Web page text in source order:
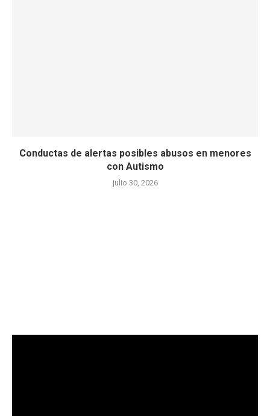
Conductas de alertas posibles abusos en menores
con Autismo
julio 30, 2026